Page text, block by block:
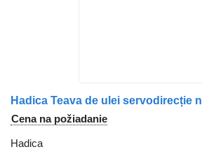
Cena na požiadanie
Hadica